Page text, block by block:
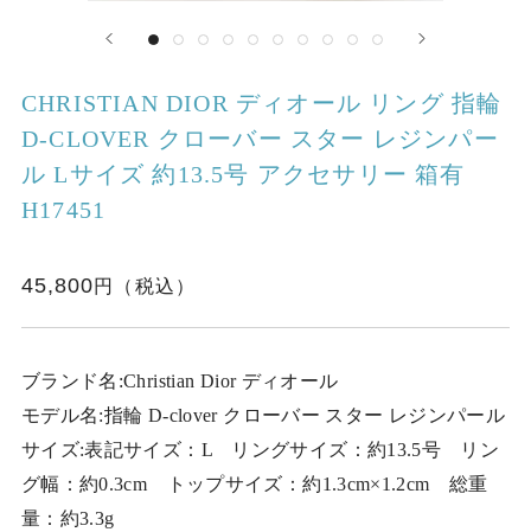
CHRISTIAN DIOR ディオール リング 指輪
D-CLOVER クローバー スター レジンパー
ル Lサイズ 約13.5号 アクセサリー 箱有
H17451
45,800
ブランド名:Christian Dior ディオール
モデル名:指輪 D-clover クローバー スター レジンパール
サイズ:表記サイズ：L リングサイズ：約13.5号 リン
グ幅：約0.3cm トップサイズ：約1.3cm×1.2cm 総重
量：約3.3g